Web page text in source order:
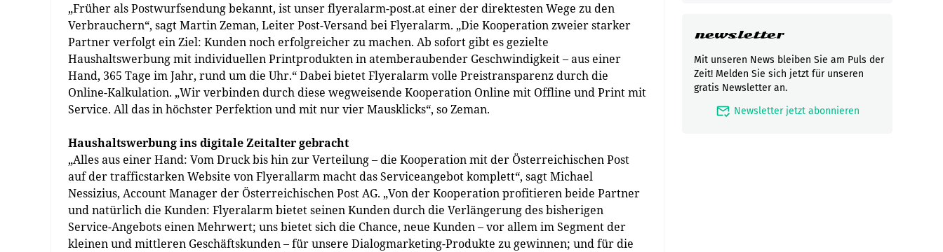
„Früher als Postwurfsendung bekannt, ist unser flyeralarm-post.at einer der direktesten Wege zu den
Verbrauchern“, sagt Martin Zeman, Leiter Post-Versand bei Flyeralarm. „Die Kooperation zweier starker
Partner verfolgt ein Ziel: Kunden noch erfolgreicher zu machen. Ab sofort gibt es gezielte
Haushaltswerbung mit individuellen Printprodukten in atemberaubender Geschwindigkeit – aus einer
Hand, 365 Tage im Jahr, rund um die Uhr.“ Dabei bietet Flyeralarm volle Preistransparenz durch die
Online-Kalkulation. „Wir verbinden durch diese wegweisende Kooperation Online mit Offline und Print mit
Service. All das in höchster Perfektion und mit nur vier Mausklicks“, so Zeman.
Haushaltswerbung ins digitale Zeitalter gebracht
„Alles aus einer Hand: Vom Druck bis hin zur Verteilung – die Kooperation mit der Österreichischen Post
auf der trafficstarken Website von Flyerallarm macht das Serviceangebot komplett“, sagt Michael
Nessizius, Account Manager der Österreichischen Post AG. „Von der Kooperation profitieren beide Partner
und natürlich die Kunden: Flyeralarm bietet seinen Kunden durch die Verlängerung des bisherigen
Service-Angebots einen Mehrwert; uns bietet sich die Chance, neue Kunden – vor allem im Segment der
kleinen und mittleren Geschäftskunden – für unsere Dialogmarketing-Produkte zu gewinnen; und für die
newsletter
Mit unseren News bleiben Sie am Puls der
Zeit! Melden Sie sich jetzt für unseren
gratis Newsletter an.
mark_email_read Newsletter jetzt abonnieren